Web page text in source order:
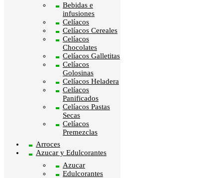
Bebidas e
infusiones
Celíacos
Celíacos Cereales
Celíacos
Chocolates
Celíacos Galletitas
Celíacos
Golosinas
Celíacos Heladera
Celíacos
Panificados
Celíacos Pastas
Secas
Celíacos
Premezclas
Arroces
Azucar y Edulcorantes
Azucar
Edulcorantes